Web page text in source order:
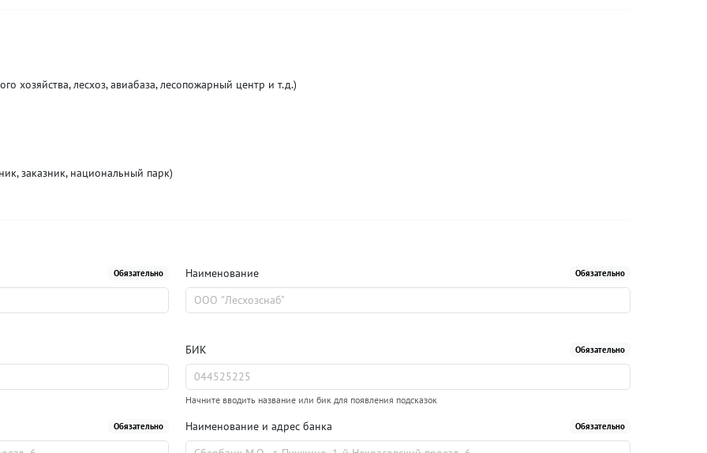
хозяйства, лесхоз, авиабаза, лесопожарный центр и т.д.)
заказник, национальный парк)
Обязательно Наименование Обязательно
БИК Обязательно
Начните вводить название или бик для появления подсказок
Обязательно Наименование и адрес банка Обязательно